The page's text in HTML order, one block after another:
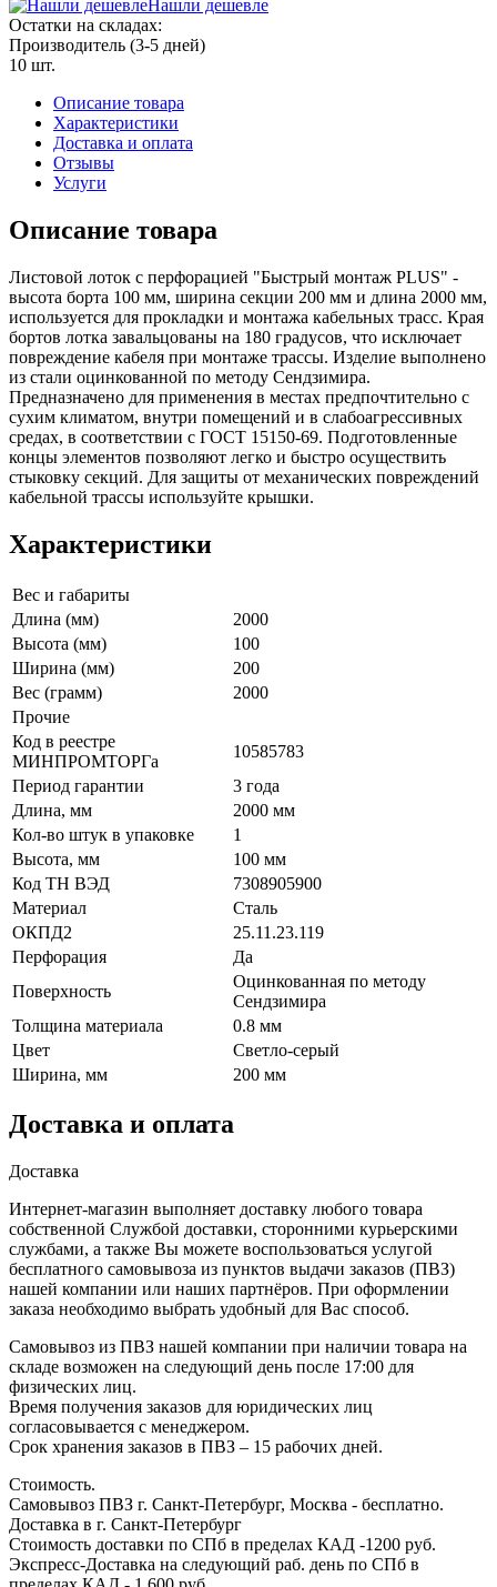
Нашли дешевле
Остатки на складах:
Производитель (3-5 дней)
10 шт.
Описание товара
Характеристики
Доставка и оплата
Отзывы
Услуги
Описание товара
Листовой лоток с перфорацией "Быстрый монтаж PLUS" -
высота борта 100 мм, ширина секции 200 мм и длина 2000 мм,
используется для прокладки и монтажа кабельных трасс. Края
бортов лотка завальцованы на 180 градусов, что исключает
повреждение кабеля при монтаже трассы. Изделие выполнено
из стали оцинкованной по методу Сендзимира.
Предназначено для применения в местах предпочтительно с
сухим климатом, внутри помещений и в слабоагрессивных
средах, в соответствии с ГОСТ 15150-69. Подготовленные
концы элементов позволяют легко и быстро осуществить
стыковку секций. Для защиты от механических повреждений
кабельной трассы используйте крышки.
Характеристики
Вес и габариты
Длина (мм)
2000
Высота (мм)
100
Ширина (мм)
200
Вес (грамм)
2000
Прочие
Код в реестре
МИНПРОМТОРГа
10585783
Период гарантии
3 года
Длина, мм
2000 мм
Кол-во штук в упаковке
1
Высота, мм
100 мм
Код ТН ВЭД
7308905900
Материал
Сталь
ОКПД2
25.11.23.119
Перфорация
Да
Поверхность
Оцинкованная по методу
Сендзимира
Толщина материала
0.8 мм
Цвет
Светло-серый
Ширина, мм
200 мм
Доставка и оплата
Доставка
Интернет-магазин выполняет доставку любого товара
собственной Службой доставки, сторонними курьерскими
службами, а также Вы можете воспользоваться услугой
бесплатного самовывоза из пунктов выдачи заказов (ПВЗ)
нашей компании или наших партнёров. При оформлении
заказа необходимо выбрать удобный для Вас способ.
Самовывоз из ПВЗ нашей компании при наличии товара на
складе возможен на следующий день после 17:00 для
физических лиц.
Время получения заказов для юридических лиц
согласовывается с менеджером.
Срок хранения заказов в ПВЗ – 15 рабочих дней.
Стоимость.
Самовывоз ПВЗ г. Санкт-Петербург, Москва - бесплатно.
Доставка в г. Санкт-Петербург
Стоимость доставки по СПб в пределах КАД -1200 руб.
Экспресс-Доставка на следующий раб. день по СПб в